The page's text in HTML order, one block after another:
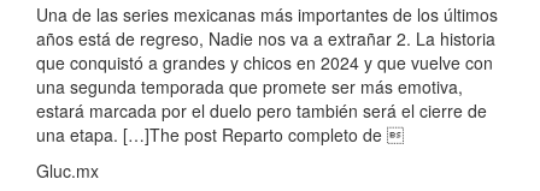
Una de las series mexicanas más importantes de los últimos
años está de regreso, Nadie nos va a extrañar 2. La historia
que conquistó a grandes y chicos en 2024 y que vuelve con
una segunda temporada que promete ser más emotiva,
estará marcada por el duelo pero también será el cierre de
una etapa. […]The post Reparto completo de 
Gluc.mx